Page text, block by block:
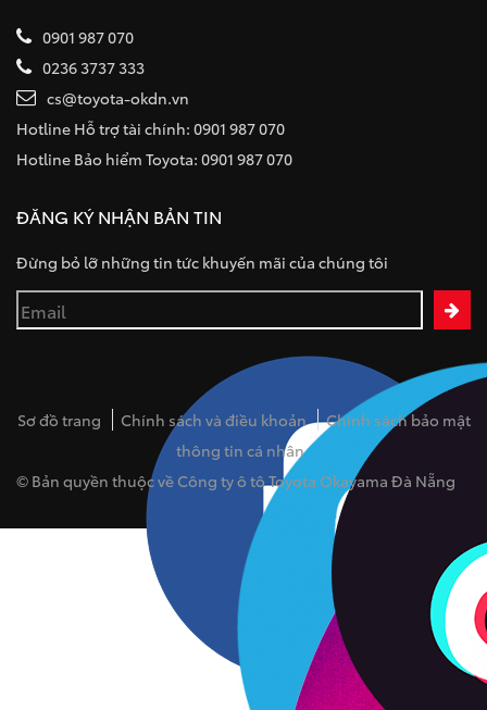
0901 987 070
0236 3737 333
cs@toyota-okdn.vn
Hotline Hỗ trợ tài chính: 0901 987 070
Hotline Bảo hiểm Toyota: 0901 987 070
ĐĂNG KÝ NHẬN BẢN TIN
Đừng bỏ lỡ những tin tức khuyến mãi của chúng tôi
Sơ đồ trang Chính sách và điều khoản
Chính sách bảo mật
thông tin cá nhân
© Bản quyền thuộc về Công ty ô tô Toyota Okayama Đà Nẵng